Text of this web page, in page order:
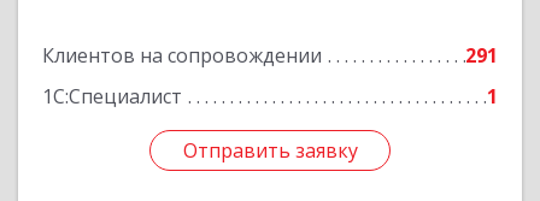
Клиентов на сопровождении
291
1С:Специалист
1
Отправить заявку
Подробнее
Отправить заявку